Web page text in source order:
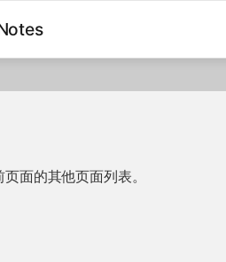
面的其他页面列表。